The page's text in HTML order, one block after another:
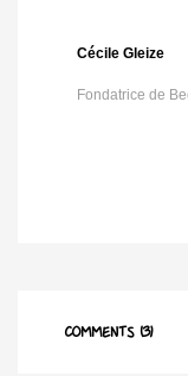
Cécile Gleize
Fondatrice de
COMMENTS (3)